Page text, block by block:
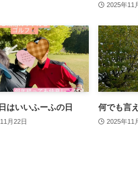
2025年11
はいいふーふの日
月22日
何でも言
2025年11